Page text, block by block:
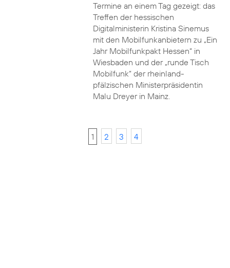
Termine an einem Tag gezeigt: das
Treffen der hessischen
Digitalministerin Kristina Sinemus
mit den Mobilfunkanbietern zu „Ein
Jahr Mobilfunkpakt Hessen“ in
Wiesbaden und der „runde Tisch
Mobilfunk“ der rheinland-
pfälzischen Ministerpräsidentin
Malu Dreyer in Mainz.
1 2 3 4